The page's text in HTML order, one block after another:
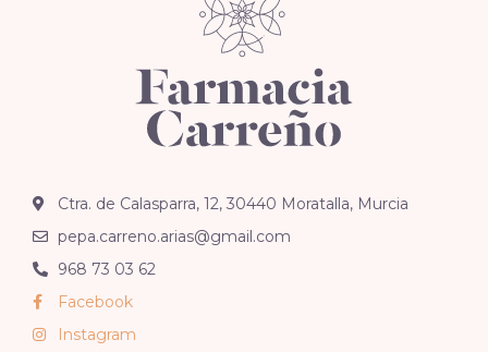
Ctra. de Calasparra, 12, 30440 Moratalla, Murcia
pepa.carreno.arias@gmail.com
968 73 03 62
Facebook
Instagram